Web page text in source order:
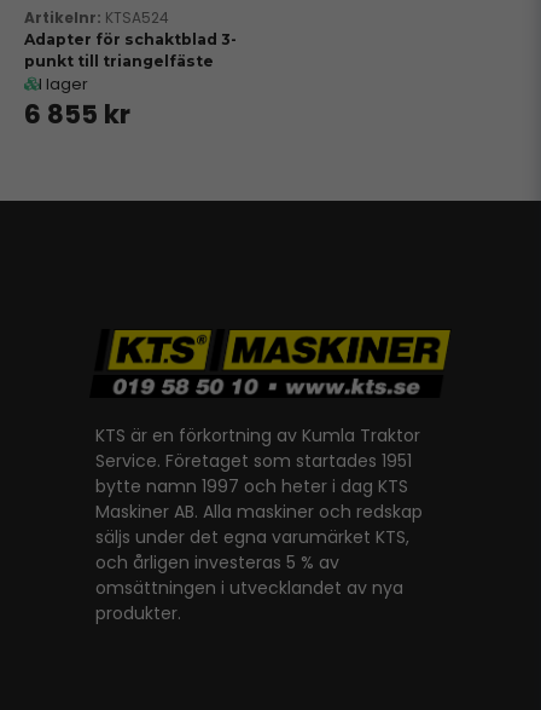
KTSA524
Adapter för schaktblad 3-
punkt till triangelfäste
I lager
6 855 kr
KTS är en förkortning av Kumla Traktor
Service. Företaget som startades 1951
bytte namn 1997 och heter i dag KTS
Maskiner AB. Alla maskiner och redskap
säljs under det egna varumärket KTS,
och årligen investeras 5 % av
omsättningen i utvecklandet av nya
produkter.